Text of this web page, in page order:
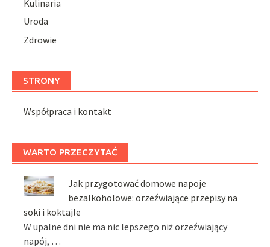
Kulinaria
Uroda
Zdrowie
STRONY
Współpraca i kontakt
WARTO PRZECZYTAĆ
Jak przygotować domowe napoje
bezalkoholowe: orzeźwiające przepisy na
soki i koktajle
W upalne dni nie ma nic lepszego niż orzeźwiający
napój, …